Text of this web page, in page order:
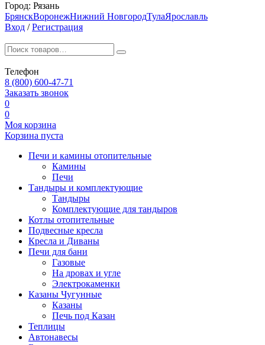
Город: Рязань
БрянскВоронежНижний НовгородТулаЯрославль
Вход / Регистрация
Телефон
8 (800) 600-47-71
Заказать звонок
0
0
Моя корзина
Корзина пуста
Печи и камины отопительные
Камины
Печи
Тандыры и комплектующие
Тандыры
Комплектующие для тандыров
Котлы отопительные
Подвесные кресла
Кресла и Диваны
Печи для бани
Газовые
На дровах и угле
Электрокаменки
Казаны Чугунные
Казаны
Печь под Казан
Теплицы
Автонавесы